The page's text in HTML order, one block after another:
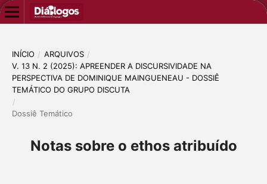
INÍCIO / ARQUIVOS /
V. 13 N. 2 (2025): APREENDER A DISCURSIVIDADE NA
PERSPECTIVA DE DOMINIQUE MAINGUENEAU - DOSSIÊ
TEMÁTICO DO GRUPO DISCUTA
/
Dossiê Temático
Notas sobre o ethos atribuído